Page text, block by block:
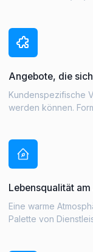
Angebote, die
Kundenspezifische
werden können.
Lebensqualität
Eine warme
Palette von